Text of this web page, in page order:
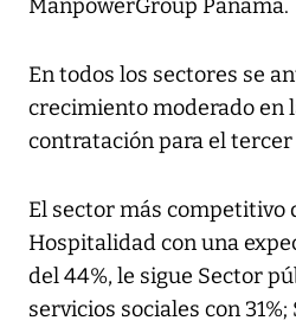
ManpowerGroup Panamá.
En todos los sectores se
crecimiento moderado en
contratación para el
El sector más competitivo
Hospitalidad con una
del 44%, le sigue Sector
servicios sociales con